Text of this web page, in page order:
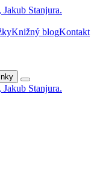
Knižný blogKontakt